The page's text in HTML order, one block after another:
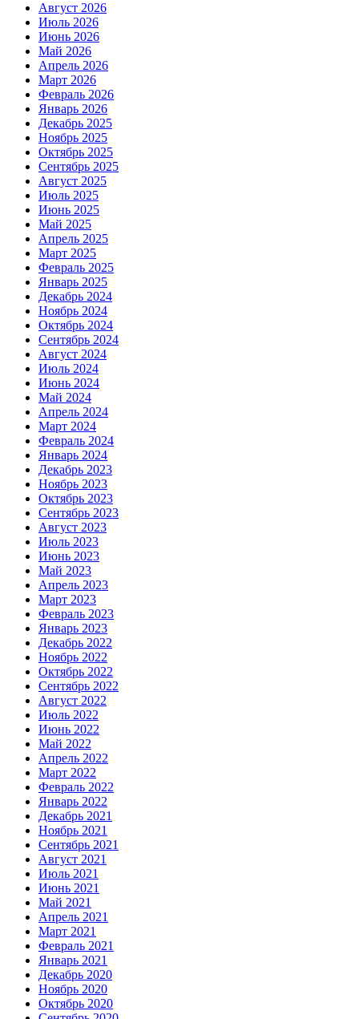
Август 2026
Июль 2026
Июнь 2026
Май 2026
Апрель 2026
Март 2026
Февраль 2026
Январь 2026
Декабрь 2025
Ноябрь 2025
Октябрь 2025
Сентябрь 2025
Август 2025
Июль 2025
Июнь 2025
Май 2025
Апрель 2025
Март 2025
Февраль 2025
Январь 2025
Декабрь 2024
Ноябрь 2024
Октябрь 2024
Сентябрь 2024
Август 2024
Июль 2024
Июнь 2024
Май 2024
Апрель 2024
Март 2024
Февраль 2024
Январь 2024
Декабрь 2023
Ноябрь 2023
Октябрь 2023
Сентябрь 2023
Август 2023
Июль 2023
Июнь 2023
Май 2023
Апрель 2023
Март 2023
Февраль 2023
Январь 2023
Декабрь 2022
Ноябрь 2022
Октябрь 2022
Сентябрь 2022
Август 2022
Июль 2022
Июнь 2022
Май 2022
Апрель 2022
Март 2022
Февраль 2022
Январь 2022
Декабрь 2021
Ноябрь 2021
Сентябрь 2021
Август 2021
Июль 2021
Июнь 2021
Май 2021
Апрель 2021
Март 2021
Февраль 2021
Январь 2021
Декабрь 2020
Ноябрь 2020
Октябрь 2020